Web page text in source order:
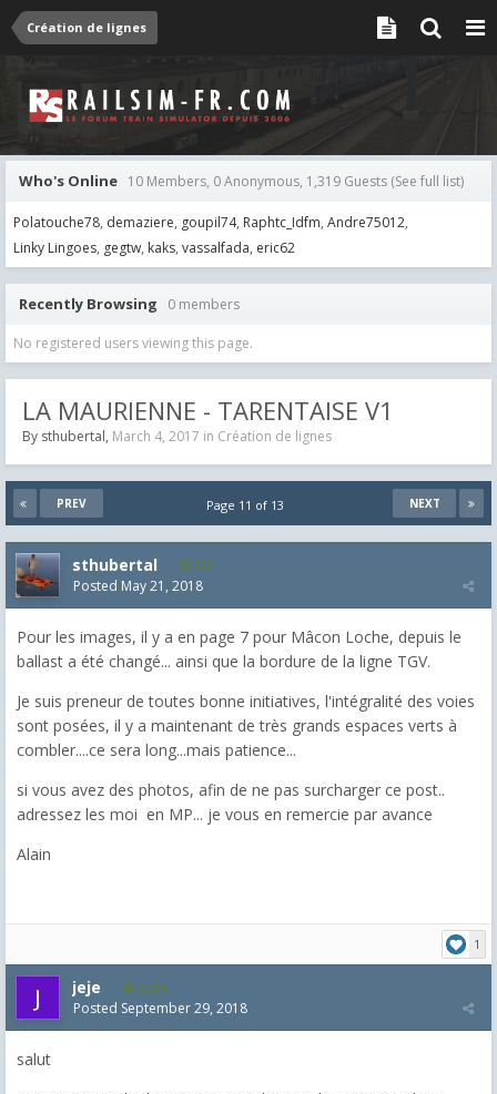
Création de lignes
Who's Online 10 Members, 0 Anonymous, 1,319 Guests (See full list)
Polatouche78 demaziere goupil74 Raphtc_Idfm Andre75012
Linky Lingoes gegtw kaks vassalfada eric62
Recently Browsing 0 members
No registered users viewing this page.
LA MAURIENNE - TARENTAISE V1
By sthubertal, March 4, 2017 in Création de lignes
PREV NEXT
Page 11 of 13
sthubertal 530
Posted May 21, 2018
Pour les images, il y a en page 7 pour Mâcon Loche, depuis le
ballast a été changé... ainsi que la bordure de la ligne TGV.
Je suis preneur de toutes bonne initiatives, l'intégralité des voies
sont posées, il y a maintenant de très grands espaces verts à
combler....ce sera long...mais patience...
si vous avez des photos, afin de ne pas surcharger ce post..
adressez les moi en MP... je vous en remercie par avance
Alain
1
jeje 1,304
Posted September 29, 2018
salut